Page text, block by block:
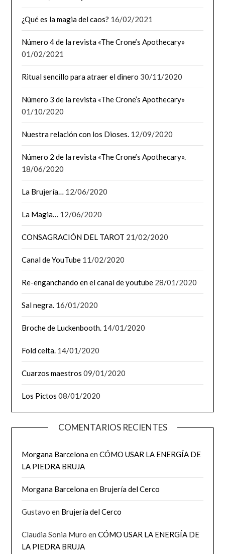
¿Qué es la magia del caos? 16/02/2021
Número 4 de la revista «The Crone’s Apothecary»
01/02/2021
Ritual sencillo para atraer el dinero 30/11/2020
Número 3 de la revista «The Crone’s Apothecary»
01/10/2020
Nuestra relación con los Dioses. 12/09/2020
Número 2 de la revista «The Crone’s Apothecary».
18/06/2020
La Brujería… 12/06/2020
La Magia… 12/06/2020
CONSAGRACIÓN DEL TAROT 21/02/2020
Canal de YouTube 11/02/2020
Re-enganchando en el canal de youtube 28/01/2020
Sal negra. 16/01/2020
Broche de Luckenbooth. 14/01/2020
Fold celta. 14/01/2020
Cuarzos maestros 09/01/2020
Los Pictos 08/01/2020
COMENTARIOS RECIENTES
Morgana BarcelonaenCÓMO USAR LA ENERGÍA DE
LA PIEDRA BRUJA
Morgana Barcelonaen Brujería del Cerco
Gustavo en Brujería del Cerco
Claudia Sonia Muro enCÓMO USAR LA ENERGÍA DE
LA PIEDRA BRUJA